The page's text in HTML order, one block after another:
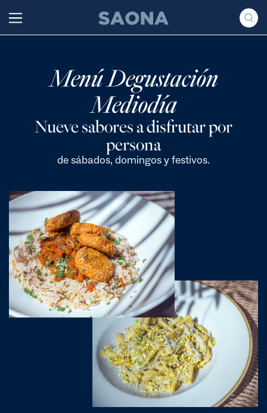
Grupo Saona
Menú Degustación
Mediodía
Nueve sabores a disfrutar por
persona
de sábados, domingos y festivos.